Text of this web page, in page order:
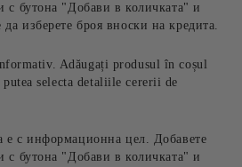
с бутона "Добави в количката" и
изберете броя вноски на кредита.
Adăugați produsul în coșul
selecta detaliile cererii de
е с информационна цел. Добавете
с бутона "Добави в количката" и